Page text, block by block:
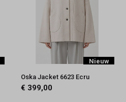
Nieuw
Oska Jacket 6623 Ecru
€ 399,00